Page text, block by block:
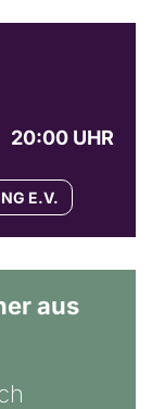
20:00 UHR
E.V.
aus